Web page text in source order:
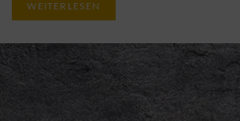
WEITERLESEN